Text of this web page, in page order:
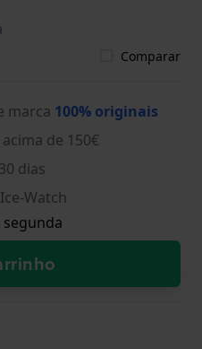
Comparar
marca 100% originais
de 150€
dias
Watch